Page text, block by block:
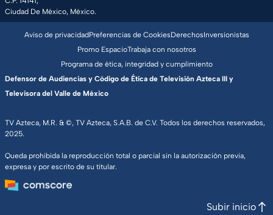
Ciudad De México, México.
TV Azteca, M.R. & ©, TV Azteca, S.A.B. de C.V. Todos los derechos reservados,
2025.
Queda prohibida la reproducción total o parcial sin la autorización previa,
expresa y por escrito de su titular.
Aviso de privacidadPreferencias de CookiesDerechosInversionistas
Promo EspacioTrabaja con nosotros
Programa de ética, integridad y cumplimiento
Defensor de Audiencias y Código de Ética de Televisión Azteca III y
Televisora del Valle de México
Subir inicio